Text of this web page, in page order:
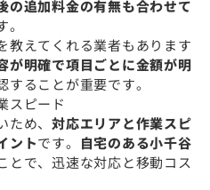
の追加料金の有無も合わせて
教えてくれる業者もあります
が明確で項目ごとに金額が明
することが重要です。
スピード
め、 対応エリアと作業スピ
ントです。 自宅のある小千谷
とで、迅速な対応と移動コス